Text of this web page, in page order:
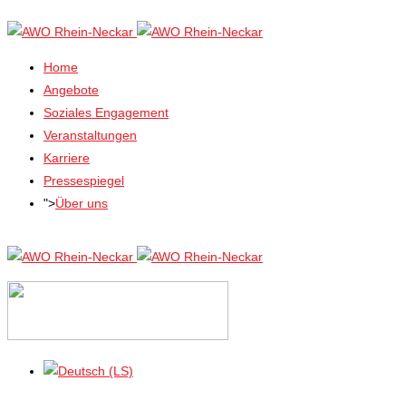
Home
Angebote
Soziales Engagement
Veranstaltungen
Karriere
Pressespiegel
">Über uns